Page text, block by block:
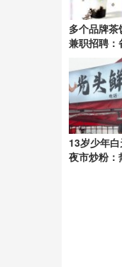
多个品牌
兼职招聘：
第一杯奶茶
13岁少年
夜市炒粉：